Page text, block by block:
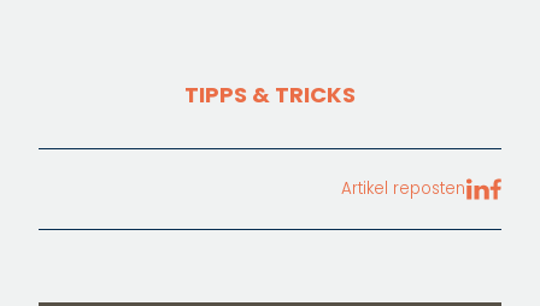
TIPPS & TRICKS
Artikel reposten